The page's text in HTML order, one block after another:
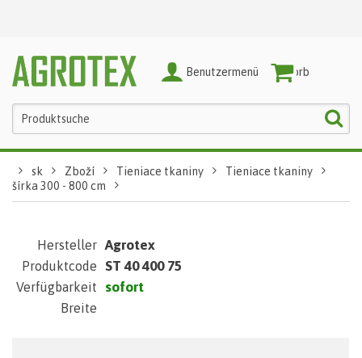
Warenkorb
Benutzermenü
sk Zboží Tieniace tkaniny
Tieniace tkaniny
šírka 300 - 800 cm
Hersteller Agrotex
Produktcode ST 40 400 75
Verfügbarkeit sofort
Breite